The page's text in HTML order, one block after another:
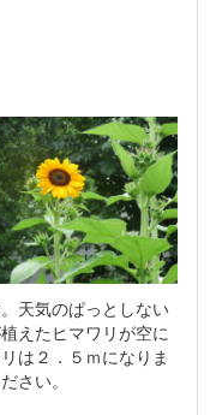
天気のぱっとしない
えたヒマワリが空に
は２．５ｍになりま
さい。